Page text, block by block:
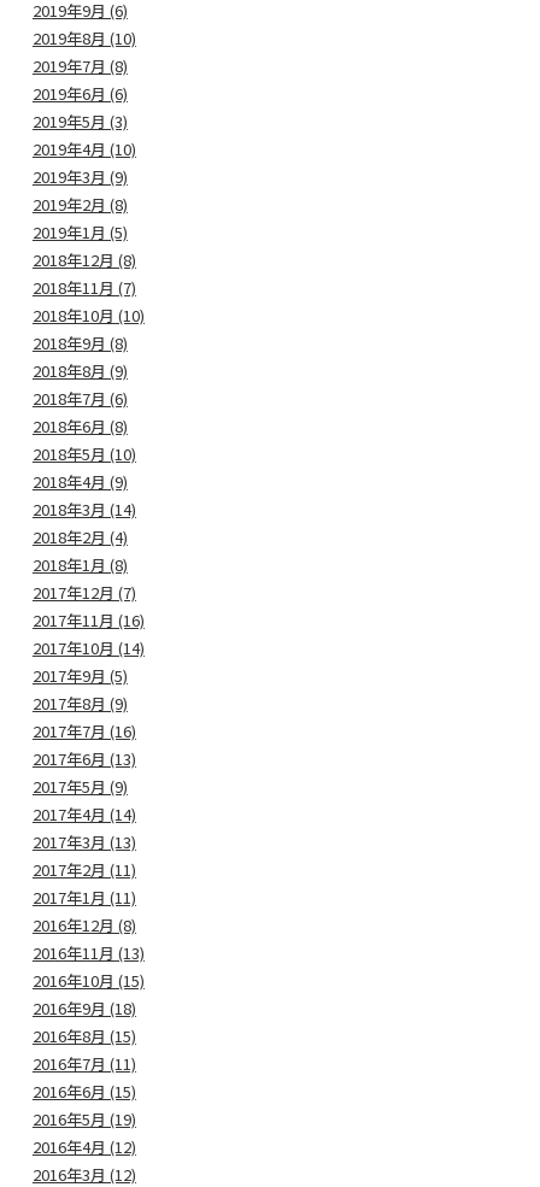
2019年9月 (6)
2019年8月 (10)
2019年7月 (8)
2019年6月 (6)
2019年5月 (3)
2019年4月 (10)
2019年3月 (9)
2019年2月 (8)
2019年1月 (5)
2018年12月 (8)
2018年11月 (7)
2018年10月 (10)
2018年9月 (8)
2018年8月 (9)
2018年7月 (6)
2018年6月 (8)
2018年5月 (10)
2018年4月 (9)
2018年3月 (14)
2018年2月 (4)
2018年1月 (8)
2017年12月 (7)
2017年11月 (16)
2017年10月 (14)
2017年9月 (5)
2017年8月 (9)
2017年7月 (16)
2017年6月 (13)
2017年5月 (9)
2017年4月 (14)
2017年3月 (13)
2017年2月 (11)
2017年1月 (11)
2016年12月 (8)
2016年11月 (13)
2016年10月 (15)
2016年9月 (18)
2016年8月 (15)
2016年7月 (11)
2016年6月 (15)
2016年5月 (19)
2016年4月 (12)
2016年3月 (12)